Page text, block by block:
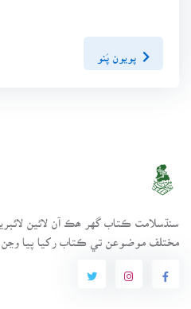
پويون پَنو
مختلف موضوعن تي ڪتاب رکيا پيا وڃن.